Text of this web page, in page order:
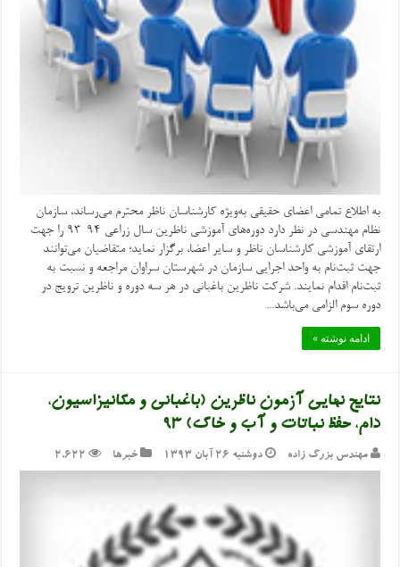
به اطلاع تمامی اعضای حقیقی به‌ویژه کارشناسان ناظر محترم می‌رساند، سازمان
نظام مهندسی در نظر دارد دوره‌های آموزشی ناظرین سال زراعی ۹۴-۹۳ را جهت
ارتقای آموزشی کارشناسان ناظر و سایر اعضا، برگزار نماید؛ متقاضیان می‌توانند
جهت ثبت‌نام به واحد اجرایی سازمان در شهرستان سراوان مراجعه و نسبت به
ثبت‌نام اقدام نمایند. شرکت ناظرین باغبانی در هر سه دوره و ناظرین ترویج در
دوره سوم الزامی می‌باشد...
ادامه نوشته »
نتایج نهایی آزمون ناظرین (باغبانی و مکانیزاسیون،
دام، حفظ نباتات و آب و خاک) ۹۳
مهندس بزرگ زاده دوشنبه ۲۶ آبان ۱۳۹۳ خبرها 2,622